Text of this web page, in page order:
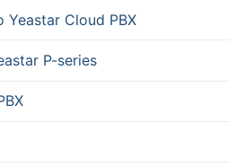
Cloud PBX
P-series